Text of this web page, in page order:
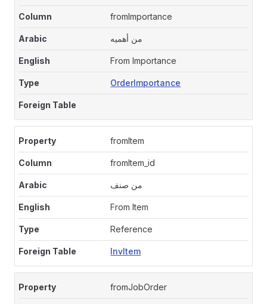
fromImportance
من أهميه
From Importance
OrderImportance
fromItem
fromItem_id
من صنف
From Item
Reference
InvItem
fromJobOrder